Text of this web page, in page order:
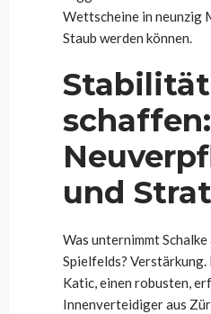
Wettscheine in neunzig
Staub werden können.
Stabilität
schaffen:
und
Was unternimmt Schalke
Spielfelds?
Katic, einen robusten,
Innenverteidiger aus